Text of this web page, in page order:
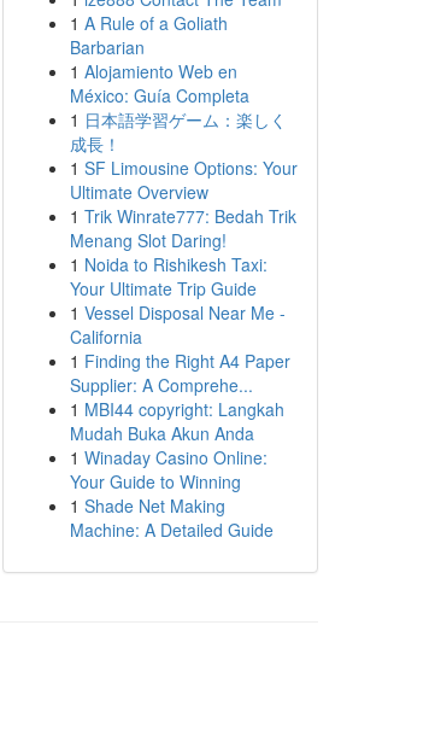
1 A Rule of a Goliath
Barbarian
1 Alojamiento Web en
México: Guía Completa
1 日本語学習ゲーム：楽しく
成長！
1 SF Limousine Options: Your
Ultimate Overview
1 Trik Winrate777: Bedah Trik
Menang Slot Daring!
1 Noida to Rishikesh Taxi:
Your Ultimate Trip Guide
1 Vessel Disposal Near Me -
California
1 Finding the Right A4 Paper
Supplier: A Comprehe...
1 MBI44 copyright: Langkah
Mudah Buka Akun Anda
1 Winaday Casino Online:
Your Guide to Winning
1 Shade Net Making
Machine: A Detailed Guide